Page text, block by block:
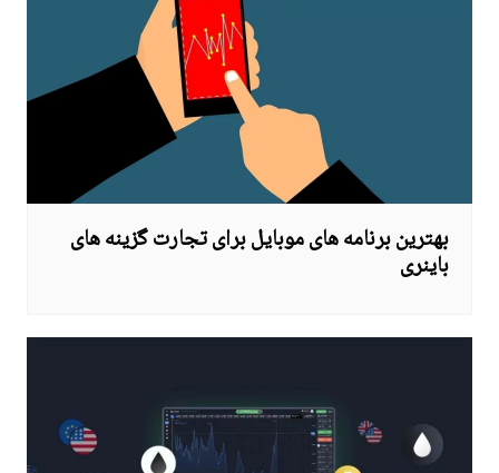
بهترین برنامه های موبایل برای تجارت گزینه های
باینری